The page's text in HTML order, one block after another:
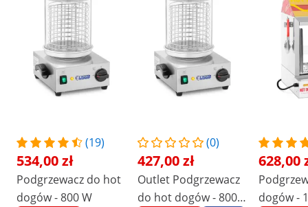
(19)
534,00 zł
Podgrzewacz do hot
dogów - 800 W
(0)
427,00 zł
Outlet Podgrzewacz
do hot dogów - 800
628,00
dogów -